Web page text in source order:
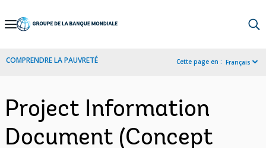
Skip
Navigation
COMPRENDRE LA PAUVRETÉ Cette page en : Français
Project Information
Document (Concept